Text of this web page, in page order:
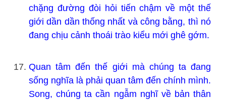
chặng đường đòi hỏi tiến chậm về một thế
giới dần dần thống nhất và công bằng, thì nó
đang chịu cảnh thoái trào kiểu mới ghê gớm.
Quan tâm đến thế giới mà chúng ta đang
sống nghĩa là phải quan tâm đến chính mình.
Song, chúng ta cần ngẫm nghĩ về bản thân